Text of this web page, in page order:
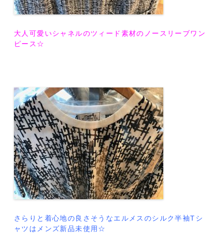
大人可愛いシャネルのツィード素材のノースリーブワン
ピース☆
さらりと着心地の良さそうなエルメスのシルク半袖Tシ
ャツはメンズ新品未使用☆